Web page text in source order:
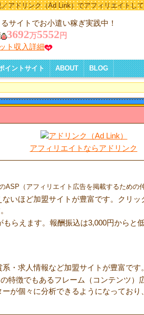
アドリンク（Ad Link）でアフィリエイトし
サイトでお小遣い稼ぎ実践中！
3692万5552 円
ト収入詳細
なタイプ
一覧
覧
一覧
覧
覧
イントサイト
ポイントサイトについて
アンケート比較一覧
ポイントサイト
クメールリックで稼ぐ
携帯メール
ABOUT
ABOUT ME
BLOG
BLOG
アフィリエイトならアドリンク
（アフィリエイト広告を掲載するための
いほど加盟サイトが豊富です。クリ
らえます。報酬振込は3,000円からと
・求人情報など加盟サイトが豊富です。
特徴でもあるフレーム（コンテンツ
が個々に分析できるようになってお